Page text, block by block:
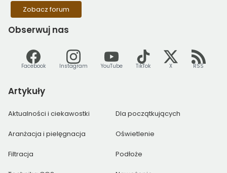
Zobacz forum
Obserwuj nas
Facebook Instagram YouTube TikTok X RSS
Artykuły
Aktualności i ciekawostki Dla początkujących
Aranżacja i pielęgnacja Oświetlenie
Filtracja Podłoże